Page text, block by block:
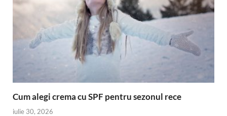
Cum alegi crema cu SPF pentru sezonul rece
iulie 30, 2026